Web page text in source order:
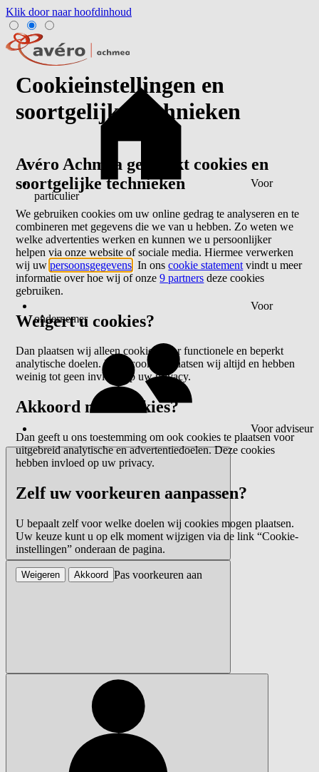
Klik door naar hoofdinhoud
Voor
particulier
Voor
ondernemer
Voor adviseur
Cookieinstellingen en
soortgelijke technieken
Avéro Achmea gebruikt cookies en
soortgelijke technieken
We gebruiken cookies om uw online gedrag te analyseren en te
combineren met gegevens die we van u hebben. Zo weten we
welke advertenties werken en kunnen we u persoonlijker
helpen via onze website of sociale media. Hiermee verwerken
wij uwpersoonsgegevens . In onscookie statement vindt u meer
informatie over hoe wij of onze9 partners deze cookies
gebruiken.
Weigert u cookies?
Dan plaatsen wij alleen cookies voor functionele en beperkt
analytische doelen. Deze cookies plaatsen wij altijd en hebben
weinig tot geen invloed op uw privacy.
Akkoord met cookies?
Dan geeft u ons toestemming om ook cookies te plaatsen voor
uitgebreid analytische en advertentiedoelen. Deze cookies
hebben invloed op uw privacy.
Zelf uw voorkeuren aanpassen?
U bepaalt zelf voor welke doelen wij cookies mogen plaatsen.
Uw keuze kunt u op elk moment wijzigen via de link “Cookie-
instellingen” onderaan de pagina.
Pas voorkeuren aan
Weigeren Akkoord